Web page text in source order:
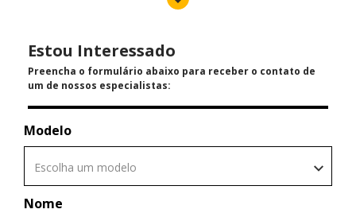
Estou Interessado
Preencha o formulário abaixo para receber o contato de
um de nossos especialistas:
Modelo
Escolha um modelo
Nome